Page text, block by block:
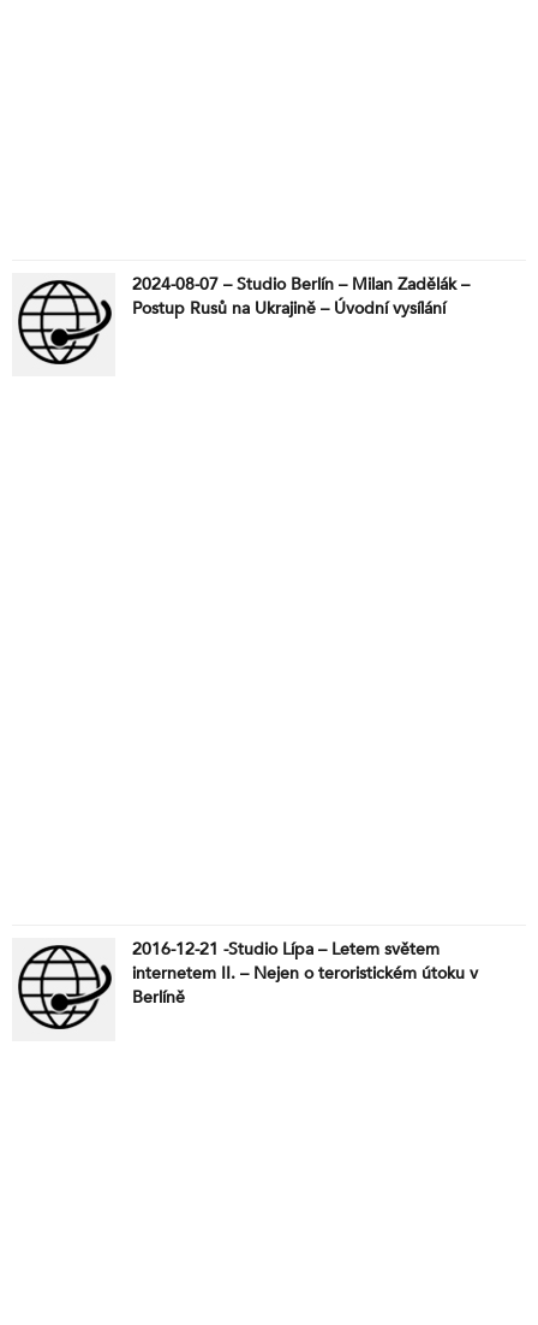
2024-08-07 – Studio Berlín – Milan Zadělák –
Postup Rusů na Ukrajině – Úvodní vysílání
2016-12-21 -Studio Lípa – Letem světem
internetem II. – Nejen o teroristickém útoku v
Berlíně